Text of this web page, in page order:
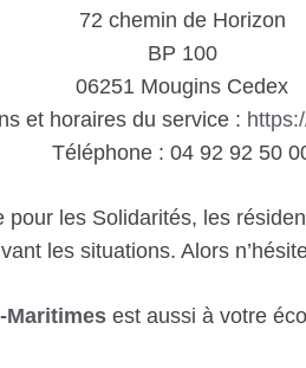
72 chemin de Horizon
BP 100
06251 Mougins Cedex
et horaires du service :
Téléphone : 04 92 92 50
pour les Solidarités, les
les situations. Alors
Maritimes est aussi à votre